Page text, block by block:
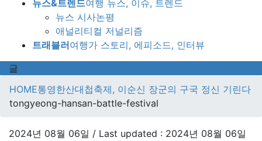
뉴스&트렌드여행 뉴스, 이슈, 트렌드
뉴스 시사논평
애널리티컬 저널리즘
트래블러여행가 스토리, 에피소드, 인터뷰
글
HOME통영한산대첩축제, 이순신 장군의 구국 정신 기린다
tongyeong-hansan-battle-festival
2024년 08월 06일 / Last updated : 2024년 08월 06일